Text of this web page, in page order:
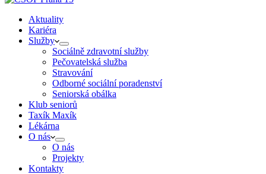
Aktuality
Kariéra
Služby
Sociálně zdravotní služby
Pečovatelská služba
Stravování
Odborné sociální poradenství
Seniorská obálka
Klub seniorů
Taxík Maxík
Lékárna
O nás
O nás
Projekty
Kontakty